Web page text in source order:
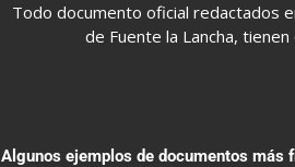
Todo documento oficial redactados
de Fuente la Lancha,
Algunos ejemplos de documentos más